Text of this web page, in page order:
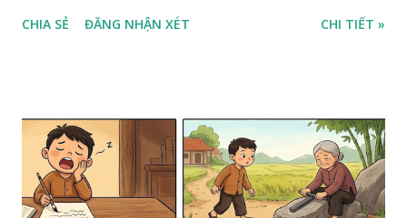
CHIA SẺ ĐĂNG NHẬN XÉT CHI TIẾT »